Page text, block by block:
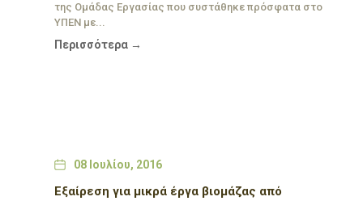
της Ομάδας Εργασίας που συστάθηκε πρόσφατα στο
ΥΠΕΝ με...
Περισσότερα →
Εξαίρεση για μικρά έργα βιομάζας από
Date08 Ιουλίου, 2016